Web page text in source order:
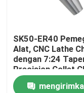
Tentang kami
Tur Pabrik
Kontrol kualitas
SK50-ER40
Alat, CNC Lathe
dengan 7:24
Precision Collet
CNC Lathe Chuck